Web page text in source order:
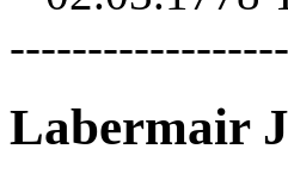
Labermair